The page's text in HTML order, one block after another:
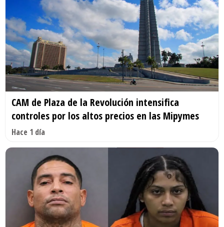
CAM de Plaza de la Revolución intensifica
controles por los altos precios en las Mipymes
Hace 1 día